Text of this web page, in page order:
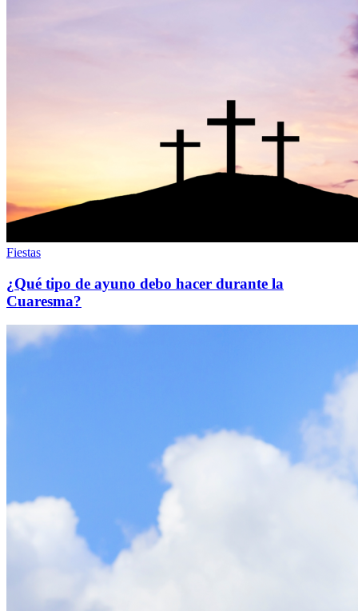
Fiestas
¿Qué tipo de ayuno debo hacer durante la
Cuaresma?